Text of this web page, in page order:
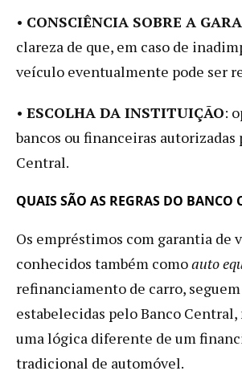
• CONSCIÊNCIA SOBRE A
clareza de que, em caso de
veículo eventualmente pode ser
• ESCOLHA DA INSTITUIÇÃO:
bancos ou financeiras autorizadas
Central.
QUAIS SÃO AS REGRAS DO BANCO
Os empréstimos com garantia de
conhecidos também comoauto
refinanciamento de carro,
estabelecidas pelo Banco Central,
uma lógica diferente de um
tradicional de automóvel.